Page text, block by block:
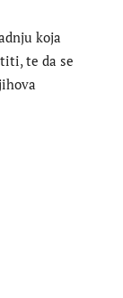
koja
te da se